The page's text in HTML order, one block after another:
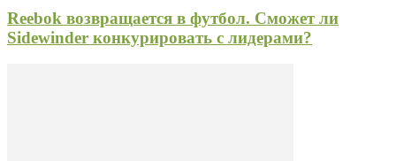
Reebok возвращается в футбол. Сможет ли
Sidewinder конкурировать с лидерами?